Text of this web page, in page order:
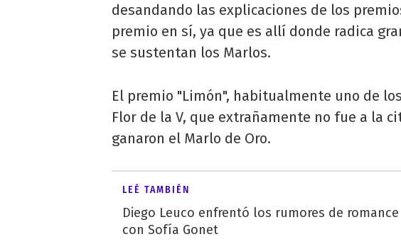
desandando las explicaciones de los
premio en sí, ya que es allí donde radica
se sustentan los Marlos.
El premio "Limón", habitualmente uno de
Flor de la V, que extrañamente no fue a la
ganaron el Marlo de Oro.
LEÉ TAMBIÉN
Diego Leuco enfrentó los rumores de romance
con Sofía Gonet